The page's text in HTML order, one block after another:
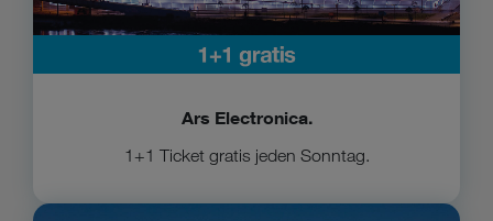
Ars Electronica.
1+1 Ticket gratis jeden Sonntag.